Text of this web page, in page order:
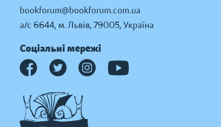
bookforum@bookforum.com.ua
а/с 6644, м. Львів, 79005, Україна
Соціальні мережі